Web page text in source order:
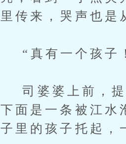
里传来，哭声也是
“真有一个孩子
司婆婆上前，提
下面是一条被江水
子里的孩子托起，